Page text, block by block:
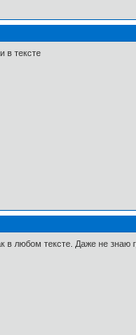
в тексте
в любом тексте. Даже не знаю